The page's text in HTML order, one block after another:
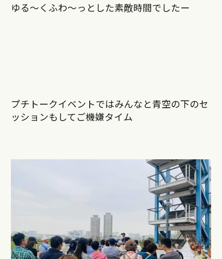
ゆる〜くふわ〜っとした素敵時間でしたー
プチトークイベントではみんなと青空の下のセ
ッションもしてご機嫌タイム